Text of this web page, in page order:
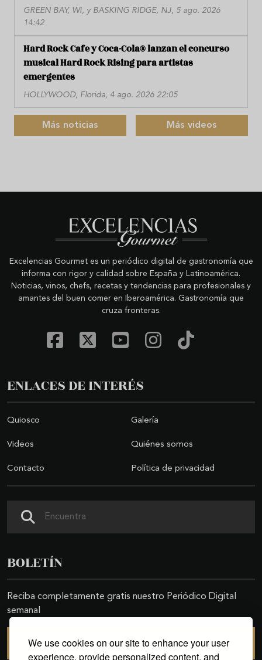
We use cookies on our site to enhance your user
experience, provide personalized content, and
GREEN BAY, WI, y BASKING RIDGE, NJ, 5 ago. 2026
14:42
Hard Rock Cafe y Coca-Cola® lanzan el concurso
musical Hard Rock Rising para artistas
emergentes
HOLLYWOOD, Florida, 4 ago. 2026 22:05
Más noticias Más videos
Excelencias Gourmet es un periódico digital de gastronomía que
informa con rigor y calidad sobre España y Latinoamérica.
Noticias, vinos, chefs, recetas y tendencias para profesionales y
amantes del buen comer en Iberoamérica. Gastronomía que
cruza fronteras.
ENLACES DE INTERÉS
Quiosco Galería
Videos Quiénes somos
Contacto Política de privacidad
BOLETÍN
Reciba completamente gratis nuestro Periódico Digital
semanal
SUSCRIBIRSE